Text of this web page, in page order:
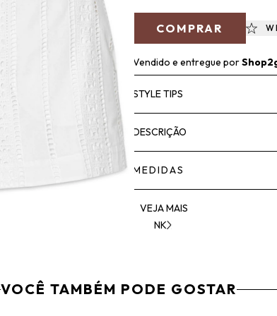
COMPRAR
Vendido e entregue por
STYLE TIPS
DESCRIÇÃO
MEDIDAS
VEJA MAIS
NK
VOCÊ TAMBÉM PODE GOSTAR